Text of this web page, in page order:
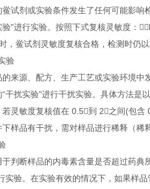
鲎试剂或实验条件发生了任何可能影
"进行实验。按照下式复核灵敏度：
，鲎试剂灵敏度复核合格，检测时仍
验
的来源、配方、生产工艺或实验环境
干扰实验"进行干扰实验。具体方法
灵敏度复核值在 0.5到 2之间(包
下样品有干扰，需对样品进行稀释（
判断样品的内毒素含量是否超过药
实验。在实验有效的情况下，如果样